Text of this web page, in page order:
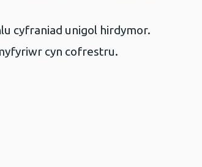
cyfraniad unigol hirdymor.
cyn cofrestru.